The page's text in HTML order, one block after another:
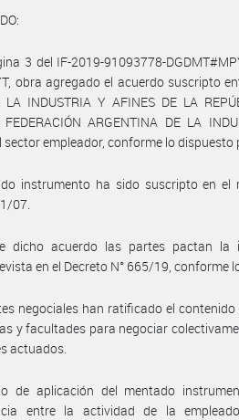
3 del IF-2019-91093778-
obra agregado el acuerdo suscripto
LA INDUSTRIA Y AFINES DE LA
ARGENTINA DE LA
sector empleador, conforme lo dispuesto
instrumento ha sido suscripto en el
07.
dicho acuerdo las partes pactan la
en el Decreto N° 665/19, conforme
negociales han ratificado el
y facultades para negociar
actuados.
de aplicación del mentado
entre la actividad de la